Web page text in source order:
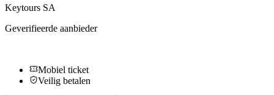
Keytours SA
Geverifieerde aanbieder
Mobiel ticket
Veilig betalen